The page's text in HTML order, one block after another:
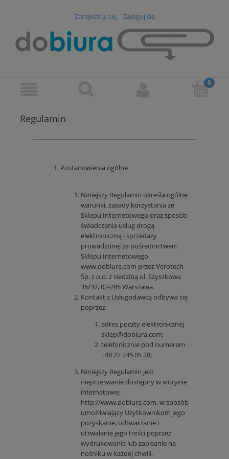
Zarejestruj się Zaloguj się
Regulamin
Postanowienia ogólne
Niniejszy Regulamin określa ogólne
warunki, zasady korzystania ze
Sklepu Internetowego oraz sposób
świadczenia usług drogą
elektroniczną i sprzedaży
prowadzonej za pośrednictwem
Sklepu Internetowego
www.dobiura.com przez Verotech
Sp. z o.o. z siedzibą ul. Szyszkowa
35/37, 02-285 Warszawa.
Kontakt z Usługodawcą odbywa się
poprzez:
adres poczty elektronicznej
sklep@dobiura.com;
telefonicznie pod numerem
+48 22 245 05 28;
Niniejszy Regulamin jest
nieprzerwanie dostępny w witrynie
internetowej
http://www.dobiura.com, w sposób
umożliwiający Użytkownikom jego
pozyskanie, odtwarzanie i
utrwalanie jego treści poprzez
wydrukowanie lub zapisanie na
nośniku w każdej chwili.